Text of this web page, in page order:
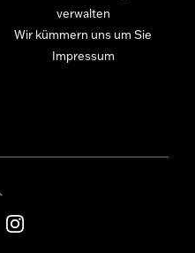
verwalten
Wir kümmern uns um Sie
Impressum